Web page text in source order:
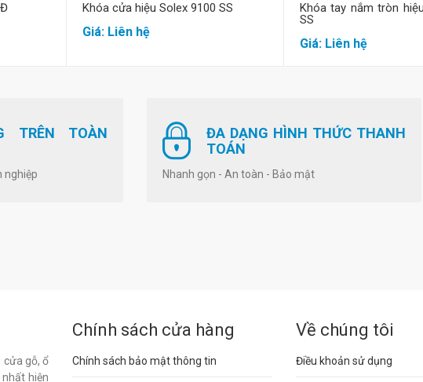
Khóa cửa hiệu Solex 9100 SS
Giá: Liên hệ
Khóa tay nắm tròn
SS
Giá: Liên hệ
TRÊN TOÀN
nghiệp
ĐA DẠNG HÌNH THỨC THANH
TOÁN
Nhanh gọn - An toàn - Bảo mật
cửa gỗ, ổ
hiện
Chính sách cửa hàng
Chính sách bảo mật thông tin
Về chúng tôi
Điều khoản sử dụng